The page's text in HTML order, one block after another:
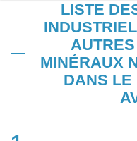
LISTE
MINÉRAUX
DANS LE